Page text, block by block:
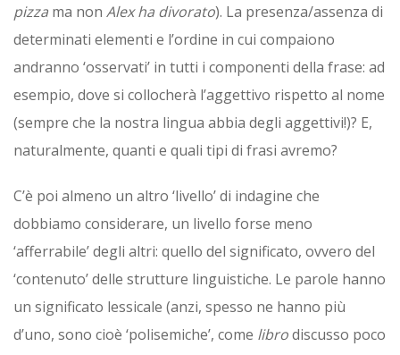
pizza ma non Alex ha divorato). La presenza/assenza di
determinati elementi e l’ordine in cui compaiono
andranno ‘osservati’ in tutti i componenti della frase: ad
esempio, dove si collocherà l’aggettivo rispetto al nome
(sempre che la nostra lingua abbia degli aggettivi!)? E,
naturalmente, quanti e quali tipi di frasi avremo?
C’è poi almeno un altro ‘livello’ di indagine che
dobbiamo considerare, un livello forse meno
‘afferrabile’ degli altri: quello del significato, ovvero del
‘contenuto’ delle strutture linguistiche. Le parole hanno
un significato lessicale (anzi, spesso ne hanno più
d’uno, sono cioè ‘polisemiche’, come librodiscusso poco